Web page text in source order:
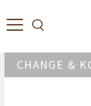
CHANGE &